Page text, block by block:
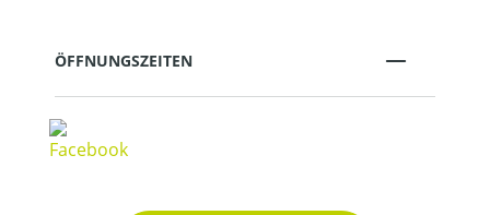
ÖFFNUNGSZEITEN